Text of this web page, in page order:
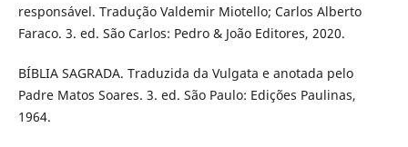
responsável. Tradução Valdemir Miotello; Carlos Alberto
Faraco. 3. ed. São Carlos: Pedro & João Editores, 2020.
BÍBLIA SAGRADA. Traduzida da Vulgata e anotada pelo
Padre Matos Soares. 3. ed. São Paulo: Edições Paulinas,
1964.